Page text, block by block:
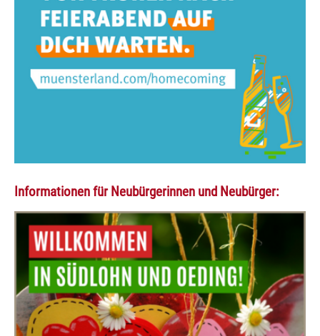
Informationen für Neubürgerinnen und Neubürger: